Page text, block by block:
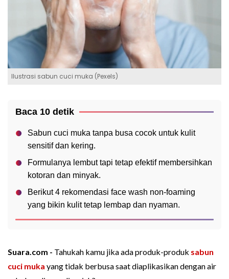
Ilustrasi sabun cuci muka (Pexels)
Baca 10 detik
Sabun cuci muka tanpa busa cocok untuk kulit
sensitif dan kering.
Formulanya lembut tapi tetap efektif membersihkan
kotoran dan minyak.
Berikut 4 rekomendasi face wash non-foaming
yang bikin kulit tetap lembap dan nyaman.
Suara.com - Tahukah kamu jika ada produk-produk sabun
cuci muka yang tidak berbusa saat diaplikasikan dengan air